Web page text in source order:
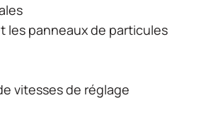
les panneaux de particules
vitesses de réglage